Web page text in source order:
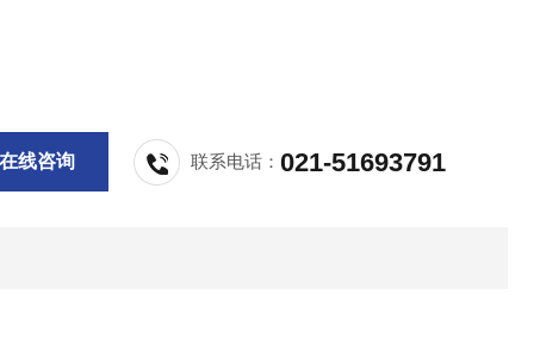
在线咨询 联系电话：021-51693791